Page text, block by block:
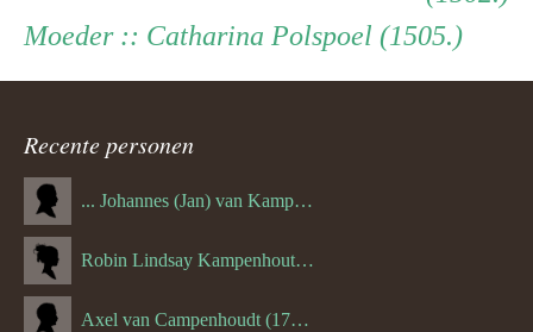
ouder
Moeder Moeder
:: Catharina Polspoel (1505.)
Recente personen
... Johannes (Jan) van Kampenhout (1311.)
Robin Lindsay Kampenhout (1346.) (06-03-2023)
Axel van Campenhoudt (1738.)